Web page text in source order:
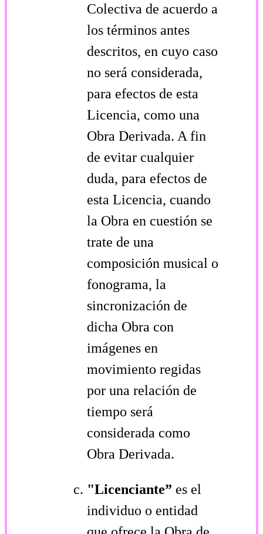
Colectiva de acuerdo a
los términos antes
descritos, en cuyo caso
no será considerada,
para efectos de esta
Licencia, como una
Obra Derivada. A fin
de evitar cualquier
duda, para efectos de
esta Licencia, cuando
la Obra en cuestión se
trate de una
composición musical o
fonograma, la
sincronización de
dicha Obra con
imágenes en
movimiento regidas
por una relación de
tiempo será
considerada como
Obra Derivada.
"Licenciante” es el
individuo o entidad